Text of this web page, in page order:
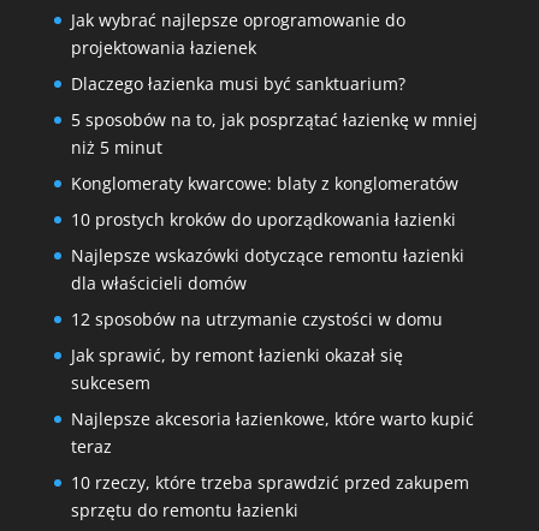
Jak wybrać najlepsze oprogramowanie do
projektowania łazienek
Dlaczego łazienka musi być sanktuarium?
5 sposobów na to, jak posprzątać łazienkę w mniej
niż 5 minut
Konglomeraty kwarcowe: blaty z konglomeratów
10 prostych kroków do uporządkowania łazienki
Najlepsze wskazówki dotyczące remontu łazienki
dla właścicieli domów
12 sposobów na utrzymanie czystości w domu
Jak sprawić, by remont łazienki okazał się
sukcesem
Najlepsze akcesoria łazienkowe, które warto kupić
teraz
10 rzeczy, które trzeba sprawdzić przed zakupem
sprzętu do remontu łazienki